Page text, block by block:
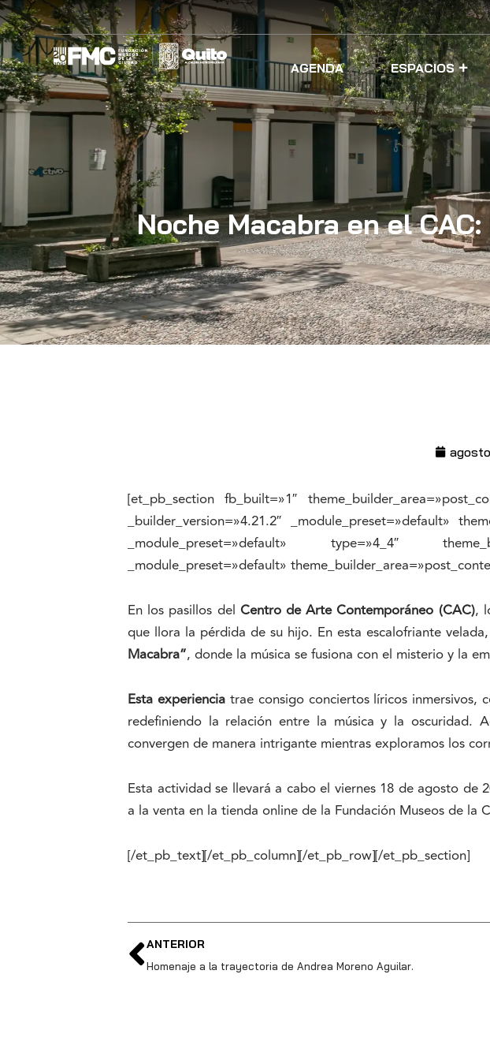
AGENDA ESPACIOS
Noche Macabra en el
[et_pb_section fb_built=»1″
_builder_version=»4.21.2″ _module_preset=»default»
_module_preset=»default» type=»4_4″
_module_preset=»default»
En los pasillos del Centro de Arte Contemporáneo (CAC),
que llora la pérdida de su hijo. En esta escalofriante
Macabra”, donde la música se fusiona con el misterio y la
Esta experienciatrae consigo conciertos líricos inmersivos,
redefiniendo la relación entre la música y la oscuridad.
convergen de manera intrigante mientras exploramos los
Esta actividad se llevará a cabo el viernes 18 de agosto
a la venta en la tienda online de la Fundación Museos de la
[/et_pb_text][/et_pb_column][/et_pb_row][/et_pb_section]
ANTERIOR
Homenaje a la trayectoria de Andrea Moreno Aguilar.